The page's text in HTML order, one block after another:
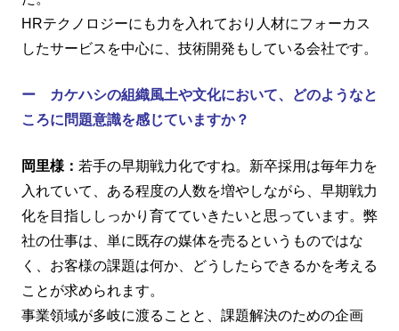
HRテクノロジーにも力を入れており人材にフォーカス
したサービスを中心に、技術開発もしている会社です。
ー カケハシの組織風土や文化において、どのようなと
ころに問題意識を感じていますか？
岡里様： 若手の早期戦力化ですね。新卒採用は毎年力を
入れていて、ある程度の人数を増やしながら、早期戦力
化を目指ししっかり育てていきたいと思っています。弊
社の仕事は、単に既存の媒体を売るというものではな
く、お客様の課題は何か、どうしたらできるかを考える
ことが求められます。
事業領域が多岐に渡ることと、課題解決のための企画